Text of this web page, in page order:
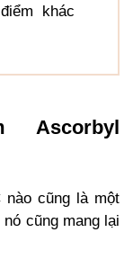
khác
cũng là một
cũng mang lại